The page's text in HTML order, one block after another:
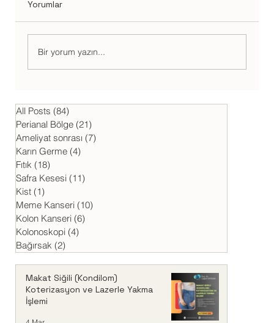
All Posts (84)84 yazı
Perianal Bölge (21)21 yazı
Ameliyat sonrası (7)7 yazı
Karın Germe (4)4 yazı
Fıtık (18)18 yazı
Safra Kesesi (11)11 yazı
Kist (1)1 yazı
Meme Kanseri (10)10 yazı
Kolon Kanseri (6)6 yazı
Kolonoskopi (4)4 yazı
Bağırsak (2)2 yazı
Makat Siğili (Kondilom)
Koterizasyon ve Lazerle Yakma
İşlemi
veTedavisi)
Yorumlar
Bir yorum yazın...